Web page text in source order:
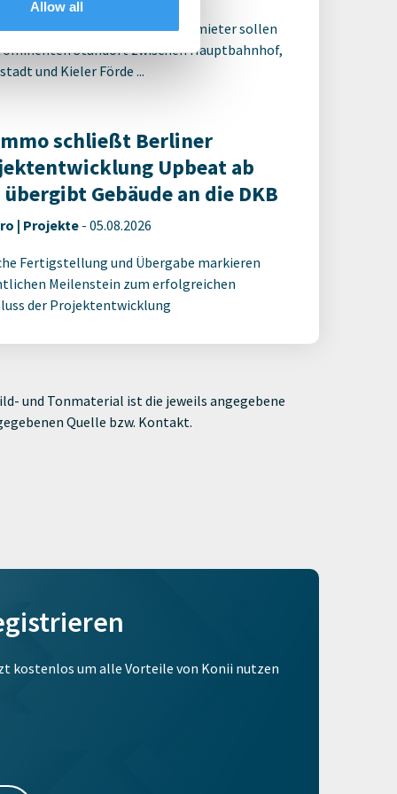
Allow all
und ein weiterer Ankermieter sollen
Standort zwischen Hauptbahnhof,
und Kieler Förde ...
schließt Berliner
Upbeat ab
Gebäude an die DKB
| Projekte - 05.08.2026
Fertigstellung und Übergabe markieren
Meilenstein zum erfolgreichen
der Projektentwicklung
und Tonmaterial ist die jeweils angegebene
Quelle bzw. Kontakt.
kostenlos um alle Vorteile von Konii nutzen